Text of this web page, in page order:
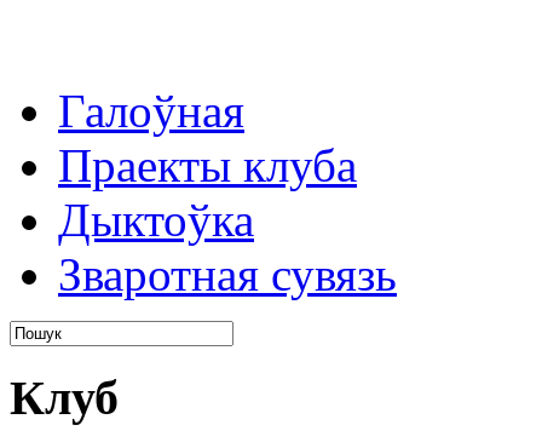
Галоўная
Праекты клуба
Дыктоўка
Зваротная сувязь
Клуб